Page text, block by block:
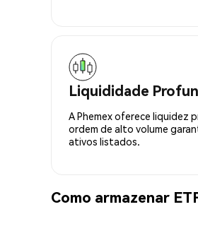
Liquididade
A Phemex oferece liquidez
ordem de alto volume
ativos listados.
Como armazenar